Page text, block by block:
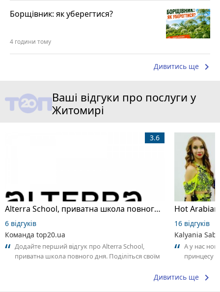
Борщівник: як уберегтися?
4 години тому
Дивитись ще keyboard_arrow_right
Ваші відгуки про послуги у
Житомирі
Alterra School, приватна школа повного дня
3.6
6 відгуків
Команда top20.ua
Додайте перший відгук про Alterra School,
приватна школа повного дня. Поділіться своїм
16 відгуків
Kalyania
А у нас
принцесу
Дивитись ще keyboard_arrow_right